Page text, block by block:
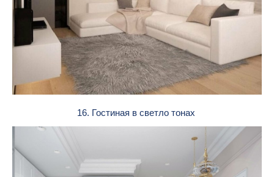
16. Гостиная в светло тонах